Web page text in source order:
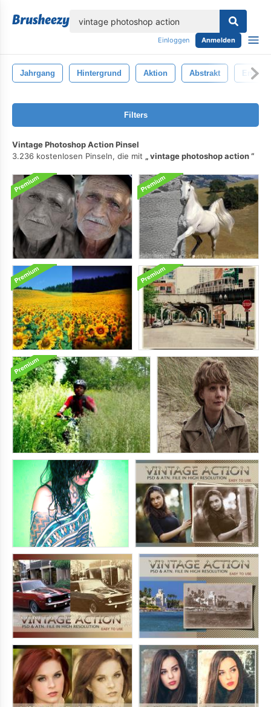
Einloggen Anmelden
Jahrgang Hintergrund Aktion Abstrakt Entwurf
Filters
Vintage Photoshop Action Pinsel
3.236 kostenlosen Pinseln, die mit
vintage photoshop action